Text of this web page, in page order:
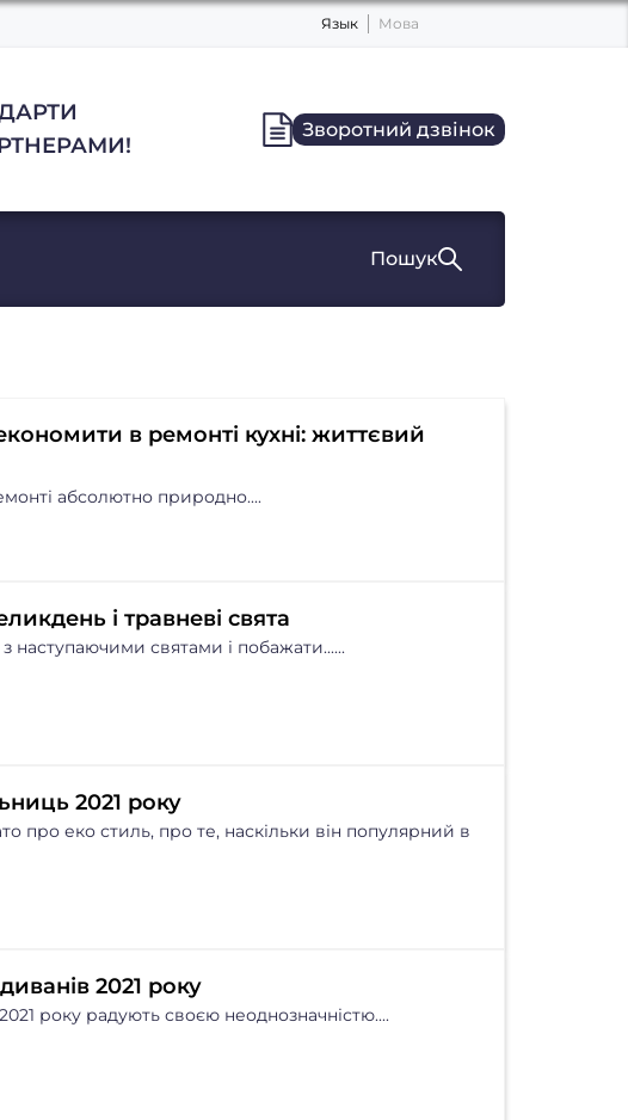
Язык Мова
Зворотний дзвінок
Пошук
в ремонті кухні: життєвий
абсолютно природно....
і травневі свята
наступаючими святами і побажати......
2021 року
про еко стиль, про те, наскільки він популярний в
2021 року
року радують своєю неоднозначністю....